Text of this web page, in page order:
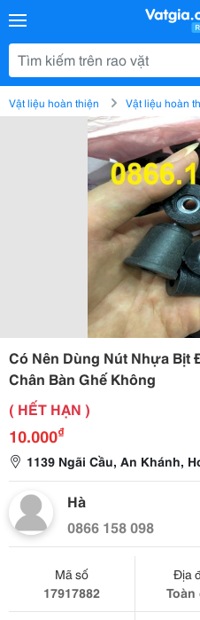
Vật liệu hoàn thiện Vật liệu hoàn
Có Nên Dùng Nút Nhựa Bịt
Chân Bàn Ghế Không
( HẾT HẠN )
10.000₫
1139 Ngãi Cầu, An Khánh,
Hà
0866 158 098
Mã số
17917882
Địa